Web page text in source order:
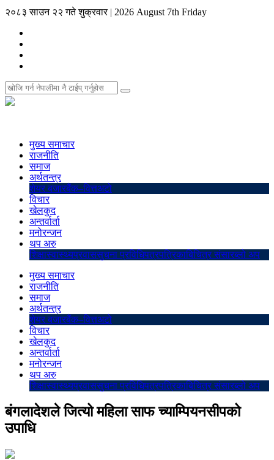
२०८३ साउन २२ गते शुक्रवार | 2026 August 7th Friday
मुख्य समाचार
राजनीति
समाज
अर्थतन्त्र
शेयर बजारबैंक–वित्तअटो
विचार
खेलकुद
अन्तर्वार्ता
मनोरन्जन
थप अरु
शिक्षास्वास्थ्यप्रवाससुचना प्रविधिपत्रपत्रिकाबिचित्र संसारब्लो अप
मुख्य समाचार
राजनीति
समाज
अर्थतन्त्र
शेयर बजारबैंक–वित्तअटो
विचार
खेलकुद
अन्तर्वार्ता
मनोरन्जन
थप अरु
शिक्षास्वास्थ्यप्रवाससुचना प्रविधिपत्रपत्रिकाबिचित्र संसारब्लो अप
बंगलादेशले जित्यो महिला साफ च्याम्पियनसीपको
उपाधि